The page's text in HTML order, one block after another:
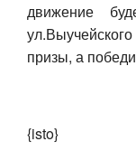
движение
призы, а
{isto}